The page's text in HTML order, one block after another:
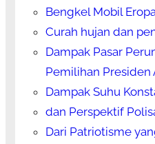
Bengkel Mobil
Curah hujan dan
Dampak Pasar
Pemilihan Presiden
Dampak Suhu
dan Perspektif
Dari Patriotisme